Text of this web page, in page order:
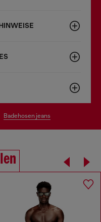
badehosen jeans